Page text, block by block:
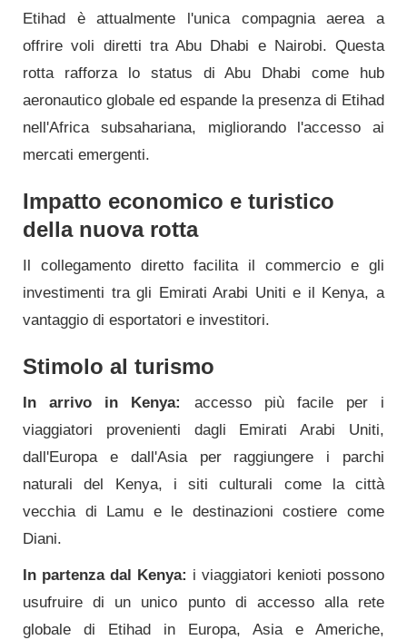
Etihad è attualmente l'unica compagnia aerea a
offrire voli diretti tra Abu Dhabi e Nairobi. Questa
rotta rafforza lo status di Abu Dhabi come hub
aeronautico globale ed espande la presenza di Etihad
nell'Africa subsahariana, migliorando l'accesso ai
mercati emergenti.
Impatto economico e turistico
della nuova rotta
Il collegamento diretto facilita il commercio e gli
investimenti tra gli Emirati Arabi Uniti e il Kenya, a
vantaggio di esportatori e investitori.
Stimolo al turismo
In arrivo in Kenya:
accesso più facile per i
viaggiatori provenienti dagli Emirati Arabi Uniti,
dall'Europa e dall'Asia per raggiungere i parchi
naturali del Kenya, i siti culturali come la città
vecchia di Lamu e le destinazioni costiere come
Diani.
In partenza dal Kenya: i viaggiatori kenioti possono
usufruire di un unico punto di accesso alla rete
globale di Etihad in Europa, Asia e Americhe,